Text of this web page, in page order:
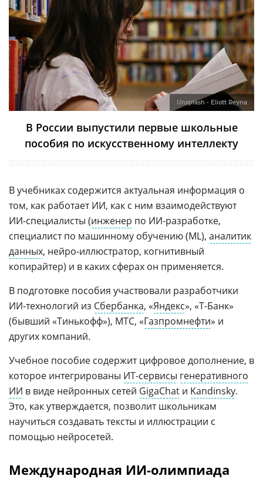
Unsplash - Eliott Reyna
В России выпустили первые школьные
пособия по искусственному интеллекту
В учебниках содержится актуальная информация о
том, как работает ИИ, как с ним взаимодействуют
ИИ-специалисты (инженер по ИИ-разработке,
специалист по машинному обучению (ML), аналитик
данных, нейро-иллюстратор, когнитивный
копирайтер) и в каких сферах он применяется.
В подготовке пособия участвовали разработчики
ИИ-технологий из Сбербанка, «Яндекс», «Т-Банк»
(бывший «Тинькофф»), МТС, «Газпромнефти» и
других компаний.
Учебное пособие содержит цифровое дополнение, в
которое интегрированы ИТ-сервисы генеративного
ИИ в виде нейронных сетей GigaChat и Kandinsky.
Это, как утверждается, позволит школьникам
научиться создавать тексты и иллюстрации с
помощью нейросетей.
Международная ИИ-олимпиада